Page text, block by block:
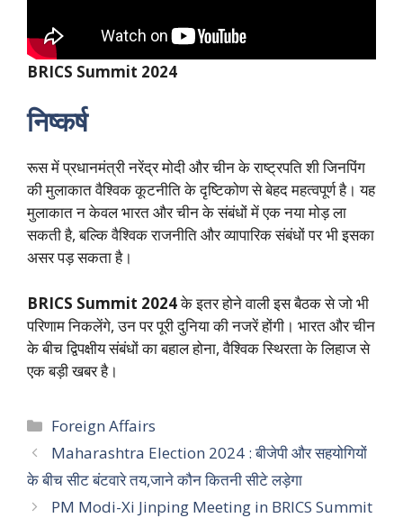
BRICS Summit 2024
निष्कर्ष
रूस में प्रधानमंत्री नरेंद्र मोदी और चीन के राष्ट्रपति शी जिनपिंग
की मुलाकात वैश्विक कूटनीति के दृष्टिकोण से बेहद महत्वपूर्ण है। यह
मुलाकात न केवल भारत और चीन के संबंधों में एक नया मोड़ ला
सकती है, बल्कि वैश्विक राजनीति और व्यापारिक संबंधों पर भी इसका
असर पड़ सकता है।
BRICS Summit 2024के इतर होने वाली इस बैठक से जो भी
परिणाम निकलेंगे, उन पर पूरी दुनिया की नजरें होंगी। भारत और चीन
के बीच द्विपक्षीय संबंधों का बहाल होना, वैश्विक स्थिरता के लिहाज से
एक बड़ी खबर है।
Categories
Foreign Affairs
Maharashtra Election 2024 : बीजेपी और सहयोगियों
के बीच सीट बंटवारे तय,जाने कौन कितनी सीटे लड़ेगा
PM Modi-Xi Jinping Meeting in BRICS Summit